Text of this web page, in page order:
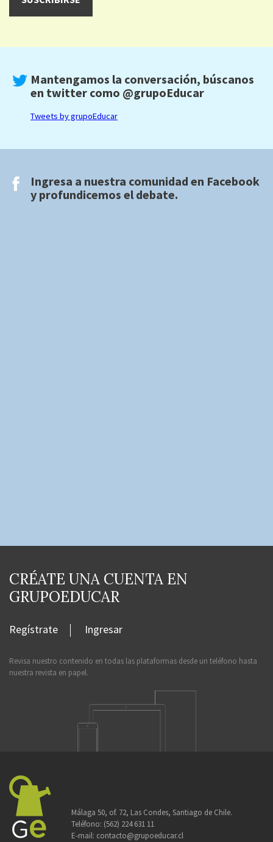
Mantengamos la conversación, búscanos
en twitter como @grupoEducar
Tweets by grupoEducar
Ingresa a nuestra comunidad en Facebook
y profundicemos el debate.
CRÉATE UNA CUENTA EN
GRUPOEDUCAR
Regístrate Ingresar
Revisa nuestro contenido en todas las plataformas desde un teléfono hasta
nuestra revista en papel.
Málaga 50, of. 72, Las Condes, Santiago de Chile.
Teléfono: (562) 224 631 11
E-mail: contacto@grupoeducar.cl